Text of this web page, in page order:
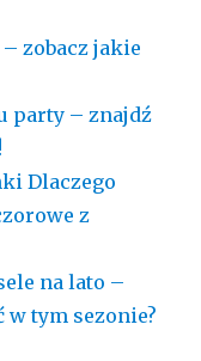
zobacz jakie
party – znajdź
Dlaczego
z
na lato –
w tym sezonie?